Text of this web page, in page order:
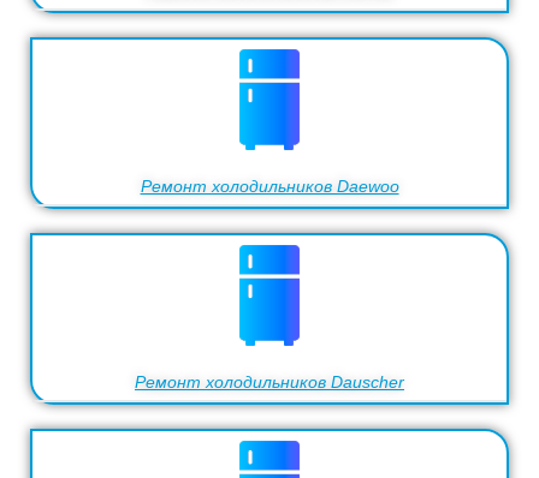
Ремонт холодильников Daewoo
Ремонт холодильников Dauscher